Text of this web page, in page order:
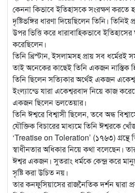
কেননা কিভাবে ইতিহাসকে সংরক্ষণ
দৃষ্টিভঙ্গির ধারণা দিয়েছিলেন তিনি। তিনিই
উপর ভিত্তি করে ধারাবাহিকভাবে ইতিহাসের
করেছিলেন।
তিনি খ্রিস্টান, ইসলামসহ প্রায় সব ধর্মেরই
তাই অনেকের কাছেই তিনি একজন নাস্তিক
তিনি ছিলেন সত্যিকার অর্থেই একজন
ইংল্যান্ডে যারা একেশ্বরবাদ নিয়ে কাজ
একজন ছিলেন ভলতেয়ার।
তিনি ঈশ্বরে বিশ্বাসী ছিলেন, তবে অন্ধ
যৌক্তিক বিচারের মাধ্যমে তিনি ঈশ্বরকে
‘Treatise on Toleration’ (১৭৬৩) গ্রন্থে
স্বাধীনতার অধিকার নিয়ে কথা বলেছেন।
ঈশ্বর একজন। সুতরাং ধর্মকে কেন্দ্র করে
সৃষ্টি করা উচিত নয়।
তার কনফুসিয়াসের রাজনৈতিক দর্শন দ্বারা